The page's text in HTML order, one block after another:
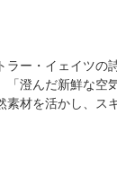
ラー・イェイツ
「澄んだ新鮮な
素材を活かし、